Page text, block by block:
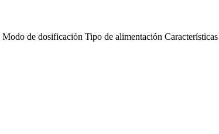
Modo de dosificación Tipo de alimentación